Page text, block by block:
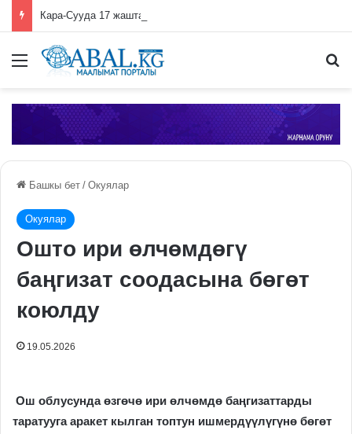
Меню
Башкы бет / Окуялар
Окуялар
Ошто ири өлчөмдөгү
баңгизат соодасына бөгөт
коюлду
19.05.2026
Ош облусунда өзгөчө ири өлчөмдө баңгизаттарды
таратууга аракет кылган топтун ишмердүүлүгүнө бөгөт